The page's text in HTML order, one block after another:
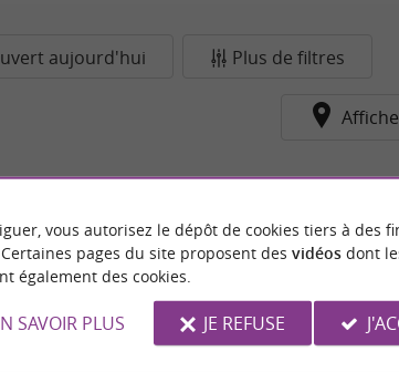
aujourd'hui Plus de filtres
vous autorisez le dépôt de cookies tiers à des
pages du site proposent des vidéosdont
également des cookies.
SAVOIR PLUS JE REFUSE